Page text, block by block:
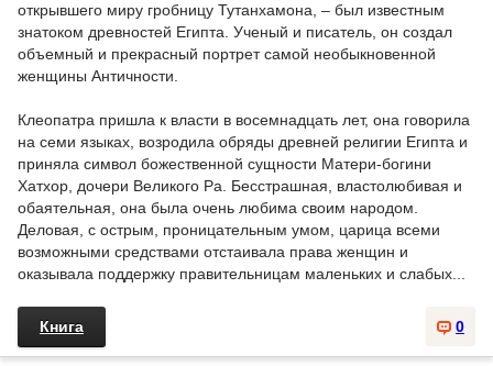
открывшего миру гробницу Тутанхамона, – был известным
знатоком древностей Египта. Ученый и писатель, он создал
объемный и прекрасный портрет самой необыкновенной
женщины Античности.
Клеопатра пришла к власти в восемнадцать лет, она говорила
на семи языках, возродила обряды древней религии Египта и
приняла символ божественной сущности Матери-богини
Хатхор, дочери Великого Ра. Бесстрашная, властолюбивая и
обаятельная, она была очень любима своим народом.
Деловая, с острым, проницательным умом, царица всеми
возможными средствами отстаивала права женщин и
оказывала поддержку правительницам маленьких и слабых...
0
Книга